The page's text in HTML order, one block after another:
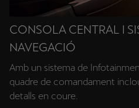
CONSOLA CENTRAL I
NAVEGACIÓ
Amb un sistema de
quadre de comandament
detalls en coure.